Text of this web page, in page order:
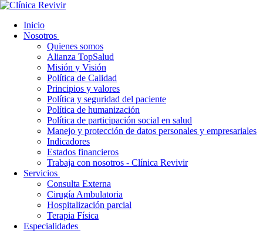
Inicio
Nosotros
Quienes somos
Alianza TopSalud
Misión y Visión
Política de Calidad
Principios y valores
Política y seguridad del paciente
Política de humanización
Política de participación social en salud
Manejo y protección de datos personales y empresariales
Indicadores
Estados financieros
Trabaja con nosotros - Clínica Revivir
Servicios
Consulta Externa
Cirugía Ambulatoria
Hospitalización parcial
Terapia Física
Especialidades